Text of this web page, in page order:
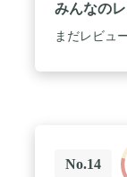
みんなの
まだレビュ
No.14